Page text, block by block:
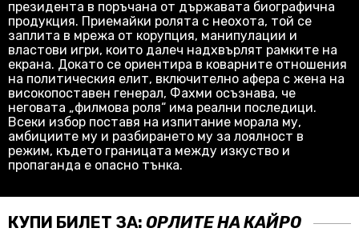
президента в поръчана от държавата биографична
продукция. Приемайки ролята с неохота, той се
заплита в мрежа от корупция, манипулации и
властови игри, които далеч надхвърлят рамките на
екрана. Докато се ориентира в коварните отношения
на политическия елит, включително афера с жена на
високопоставен генерал, Фахми осъзнава, че
неговата „филмова роля“ има реални последици.
Всеки избор поставя на изпитание морала му,
амбициите му и разбирането му за лоялност в
режим, където границата между изкуство и
пропаганда е опасно тънка.
КУПИ БИЛЕТ ЗА: ОРЛИТЕ НА КАЙРО